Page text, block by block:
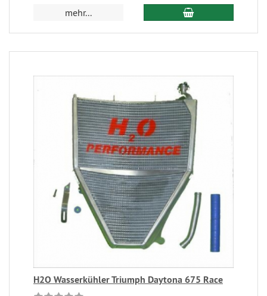
mehr...
H2O Wasserkühler Triumph Daytona 675 Race